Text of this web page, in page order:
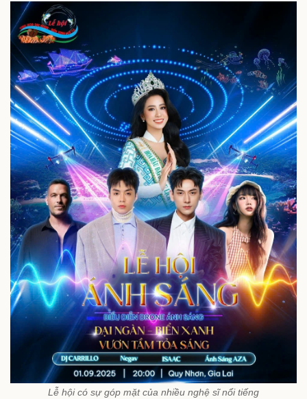
Lễ hội có sự góp mặt của nhiều nghệ sĩ nổi tiếng